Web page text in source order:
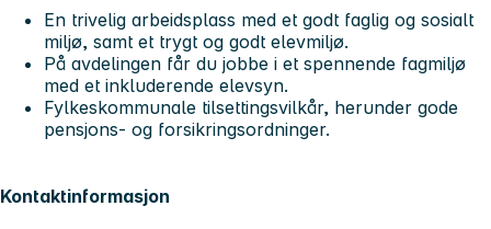
En trivelig arbeidsplass med et godt faglig og sosialt
miljø, samt et trygt og godt elevmiljø.
På avdelingen får du jobbe i et spennende fagmiljø
med et inkluderende elevsyn.
Fylkeskommunale tilsettingsvilkår, herunder gode
pensjons- og forsikringsordninger.
Kontaktinformasjon